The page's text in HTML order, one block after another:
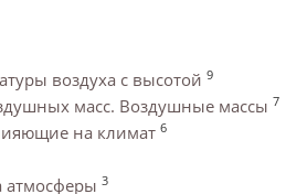
воздуха с высотой 9
масс. Воздушные массы 7
на климат 6
атмосферы 3